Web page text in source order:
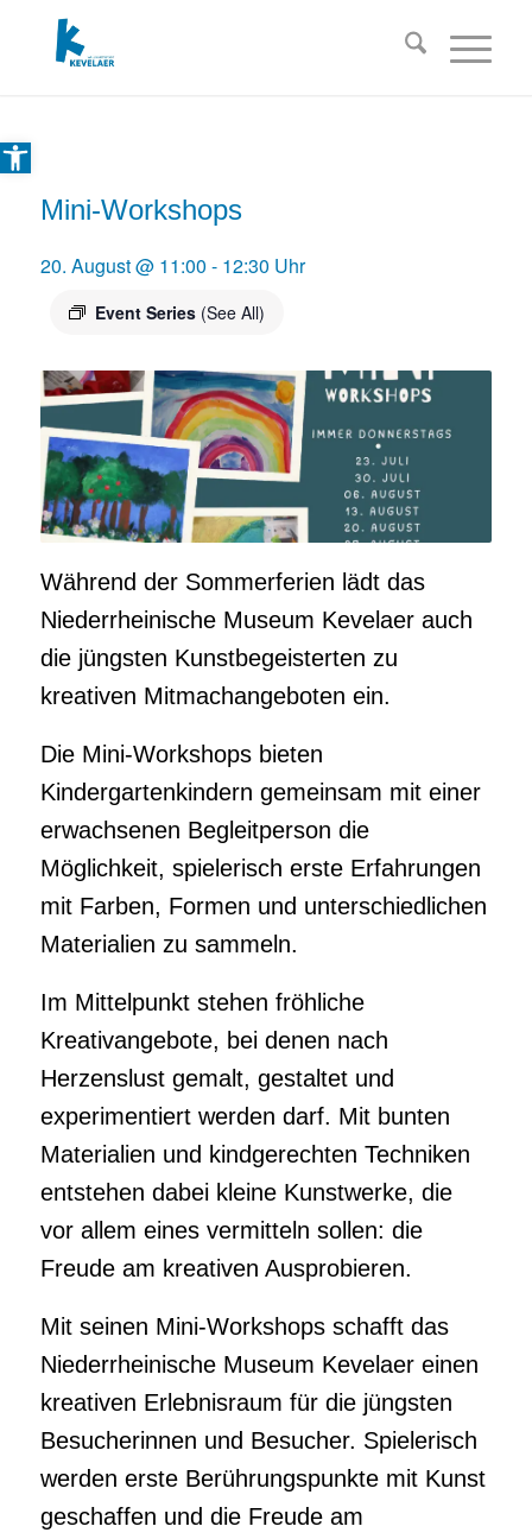
Open toolbar
Mini-Workshops
20. August @ 11:00 - 12:30
Event Series (See All)
Während der Sommerferien lädt das
Niederrheinische Museum Kevelaer auch
die jüngsten Kunstbegeisterten zu
kreativen Mitmachangeboten ein.
Die Mini-Workshops bieten
Kindergartenkindern gemeinsam mit einer
erwachsenen Begleitperson die
Möglichkeit, spielerisch erste Erfahrungen
mit Farben, Formen und unterschiedlichen
Materialien zu sammeln.
Im Mittelpunkt stehen fröhliche
Kreativangebote, bei denen nach
Herzenslust gemalt, gestaltet und
experimentiert werden darf. Mit bunten
Materialien und kindgerechten Techniken
entstehen dabei kleine Kunstwerke, die
vor allem eines vermitteln sollen: die
Freude am kreativen Ausprobieren.
Mit seinen Mini-Workshops schafft das
Niederrheinische Museum Kevelaer einen
kreativen Erlebnisraum für die jüngsten
Besucherinnen und Besucher. Spielerisch
werden erste Berührungspunkte mit Kunst
geschaffen und die Freude am